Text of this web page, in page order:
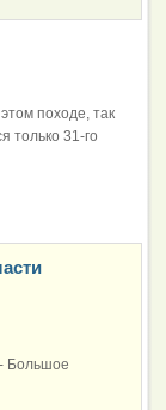
походе, так
только 31-го
Большое